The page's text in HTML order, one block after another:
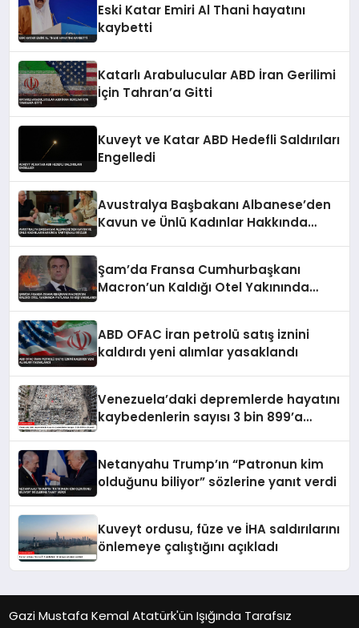
Eski Katar Emiri Al Thani hayatını
kaybetti
Katarlı Arabulucular ABD İran Gerilimi
İçin Tahran’a Gitti
Kuveyt ve Katar ABD Hedefli Saldırıları
Engelledi
Avustralya Başbakanı Albanese’den
Kavun ve Ünlü Kadınlar Hakkında
Şam’da Fransa Cumhurbaşkanı
Macron’un Kaldığı Otel Yakınında
ABD OFAC İran petrolü satış iznini
kaldırdı yeni alımlar yasaklandı
Venezuela’daki depremlerde hayatını
kaybedenlerin sayısı 3 bin 899’a
Netanyahu Trump’ın “Patronun kim
olduğunu biliyor” sözlerine yanıt verdi
Kuveyt ordusu, füze ve İHA saldırılarını
önlemeye çalıştığını açıkladı
Gazi Mustafa Kemal Atatürk'ün Işığında Tarafsız